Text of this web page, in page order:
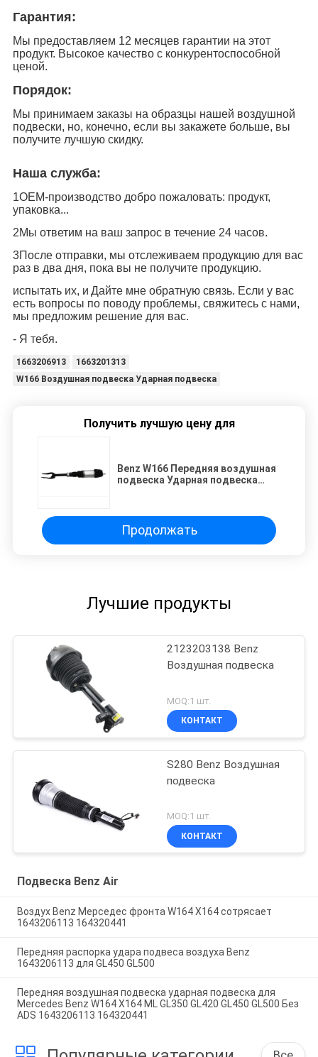
Гарантия:
Мы предоставляем 12 месяцев гарантии на этот
продукт. Высокое качество с конкурентоспособной
ценой.
Порядок:
Мы принимаем заказы на образцы нашей воздушной
подвески, но, конечно, если вы закажете больше, вы
получите лучшую скидку.
Наша служба:
1OEM-производство добро пожаловать: продукт,
упаковка...
2Мы ответим на ваш запрос в течение 24 часов.
3После отправки, мы отслеживаем продукцию для вас
раз в два дня, пока вы не получите продукцию.
испытать их, и Дайте мне обратную связь. Если у вас
есть вопросы по поводу проблемы, свяжитесь с нами,
мы предложим решение для вас.
- Я тебя.
1663206913
1663201313
W166 Воздушная подвеска Ударная подвеска
Получить лучшую цену для
Benz W166 Передняя воздушная
подвеска Ударная подвеска
1663205166 1663206913
Продолжать
Лучшие продукты
2123203138 Benz
Воздушная подвеска
MOQ:1 шт.
КОНТАКТ
S280 Benz Воздушная
подвеска
MOQ:1 шт.
КОНТАКТ
Подвеска Benz Air
Воздух Benz Мерседес фронта W164 X164 сотрясает
1643206113 164320441
Передняя распорка удара подвеса воздуха Benz
1643206113 для GL450 GL500
Передняя воздушная подвеска ударная подвеска для
Mercedes Benz W164 X164 ML GL350 GL420 GL450 GL500 Без
ADS 1643206113 164320441